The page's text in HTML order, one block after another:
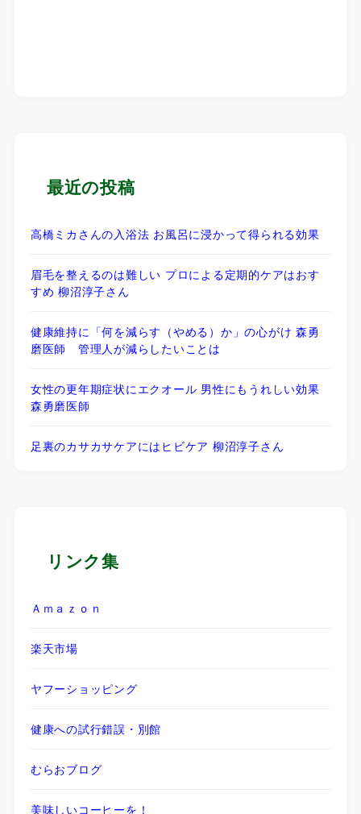
最近の投稿
高橋ミカさんの入浴法 お風呂に浸かって得られる効果
眉毛を整えるのは難しい プロによる定期的ケアはおす
すめ 柳沼淳子さん
健康維持に「何を減らす（やめる）か」の心がけ 森勇
磨医師 管理人が減らしたいことは
女性の更年期症状にエクオール 男性にもうれしい効果
森勇磨医師
足裏のカサカサケアにはヒビケア 柳沼淳子さん
リンク集
Ａｍａｚｏｎ
楽天市場
ヤフーショッピング
健康への試行錯誤・別館
むらおブログ
美味しいコーヒーを！